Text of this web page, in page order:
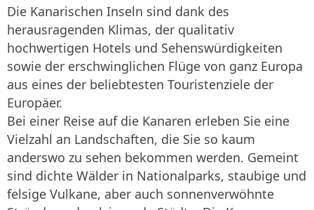
Die Kanarischen Inseln sind dank des
herausragenden Klimas, der qualitativ
hochwertigen Hotels und Sehenswürdigkeiten
sowie der erschwinglichen Flüge von ganz Europa
aus eines der beliebtesten Touristenziele der
Europäer.
Bei einer Reise auf die Kanaren erleben Sie eine
Vielzahl an Landschaften, die Sie so kaum
anderswo zu sehen bekommen werden. Gemeint
sind dichte Wälder in Nationalparks, staubige und
felsige Vulkane, aber auch sonnenverwöhnte